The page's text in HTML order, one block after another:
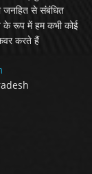
जनहित से संबंधित
के रूप में हम कभी कोई
करते हैं